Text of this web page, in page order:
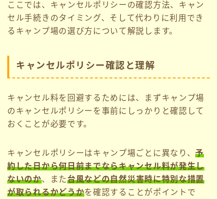
ここでは、キャンセルポリシーの確認方法、キャン
セル手続きのタイミング、そして代わりに利用でき
るキャンプ場の選び方について解説します。
キャンセルポリシー確認と理解
キャンセル料を回避するためには、まずキャンプ場
のキャンセルポリシーを事前にしっかりと確認して
おくことが必要です。
キャンセルポリシーはキャンプ場ごとに異なり、予
約した日から何日前までならキャンセル料が発生し
ないのか、また台風などの自然災害時に特別な措置
が取られるかどうかを確認することがポイントで